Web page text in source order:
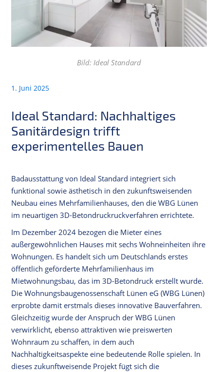
Bild: Ideal Standard
1. Juni 2025
Ideal Standard: Nachhaltiges
Sanitärdesign trifft
experimentelles Bauen
Badausstattung von Ideal Standard integriert sich
funktional sowie ästhetisch in den zukunftsweisenden
Neubau eines Mehrfamilienhauses, den die WBG Lünen
im neuartigen 3D-Betondruckruckverfahren errichtete.
Im Dezember 2024 bezogen die Mieter eines
außergewöhnlichen Hauses mit sechs Wohneinheiten ihre
Wohnungen. Es handelt sich um Deutschlands erstes
öffentlich geförderte Mehrfamilienhaus im
Mietwohnungsbau, das im 3D-Betondruck erstellt wurde.
Die Wohnungsbaugenossenschaft Lünen eG (WBG Lünen)
erprobte damit erstmals dieses innovative Bauverfahren.
Gleichzeitig wurde der Anspruch der WBG Lünen
verwirklicht, ebenso attraktiven wie preiswerten
Wohnraum zu schaffen, in dem auch
Nachhaltigkeitsaspekte eine bedeutende Rolle spielen. In
dieses zukunftweisende Projekt fügt sich die